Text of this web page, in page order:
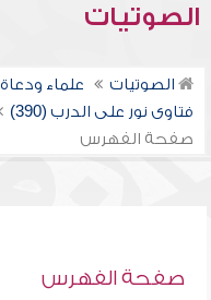
الصوتيات
الصوتيات علماء ودعاة
فتاوى نور على الدرب (390)
صفحة الفهرس
صفحة الفهرس